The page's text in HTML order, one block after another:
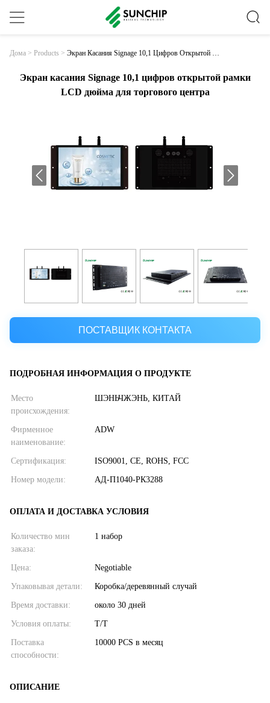
Дома > Products > Экран Касания Signage 10,1 Цифров Открытой Ра
Экран касания Signage 10,1 цифров открытой рамки
LCD дюйма для торгового центра
ПОСТАВЩИК КОНТАКТА
ПОДРОБНАЯ ИНФОРМАЦИЯ О ПРОДУКТЕ
Место
происхождения:
ШЭНЬЧЖЭНЬ, КИТАЙ
Фирменное
наименование:
ADW
Сертификация: ISO9001, CE, ROHS, FCC
Номер модели: АД-П1040-РК3288
ОПЛАТА И ДОСТАВКА УСЛОВИЯ
Количество мин
заказа:
1 набор
Цена: Negotiable
Упаковывая детали: Коробка/деревянный случай
Время доставки: около 30 дней
Условия оплаты: T/T
Поставка
способности:
10000 PCS в месяц
ОПИСАНИЕ